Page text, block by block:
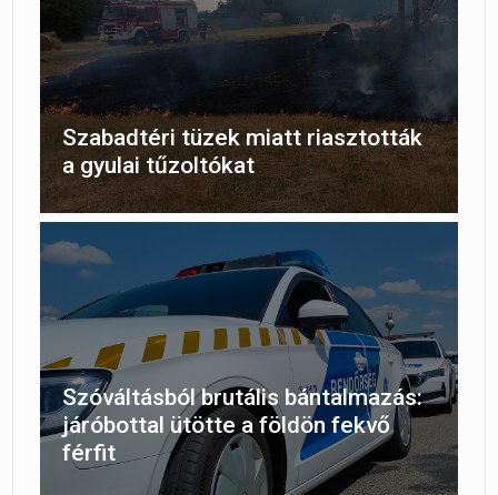
Szabadtéri tüzek miatt riasztották
a gyulai tűzoltókat
Szóváltásból brutális bántalmazás:
járóbottal ütötte a földön fekvő
férfit